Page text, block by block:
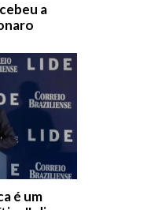
a
é um